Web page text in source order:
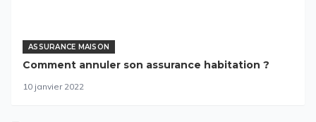
ASSURANCE MAISON
Comment annuler son assurance habitation ?
10 janvier 2022